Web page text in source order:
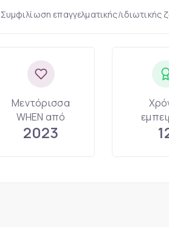
Συμφιλίωση επαγγελματικής/ιδιωτικής
Μεντόρισσα
WHEN από
2023